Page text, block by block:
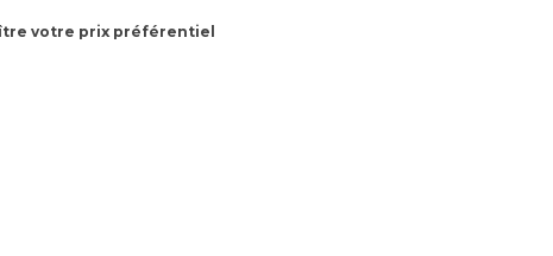
votre prix préférentiel